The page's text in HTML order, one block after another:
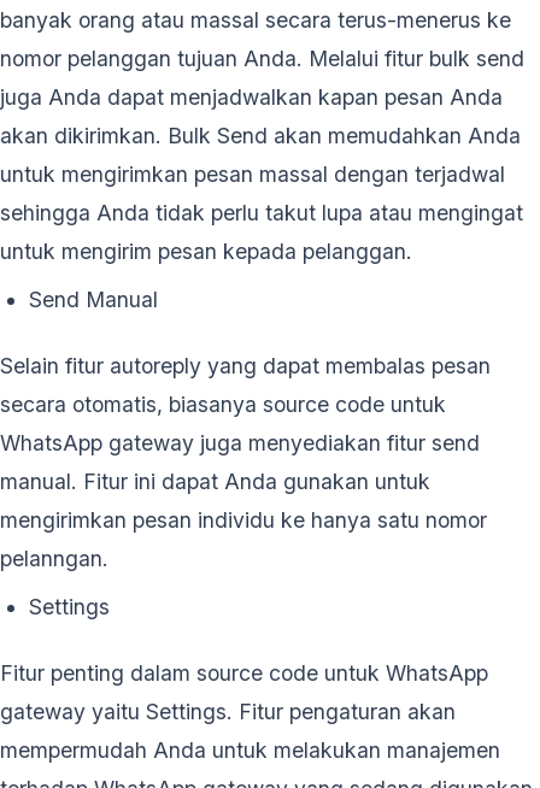
banyak orang atau massal secara terus-menerus ke
nomor pelanggan tujuan Anda. Melalui fitur bulk send
juga Anda dapat menjadwalkan kapan pesan Anda
akan dikirimkan. Bulk Send akan memudahkan Anda
untuk mengirimkan pesan massal dengan terjadwal
sehingga Anda tidak perlu takut lupa atau mengingat
untuk mengirim pesan kepada pelanggan.
Send Manual
Selain fitur autoreply yang dapat membalas pesan
secara otomatis, biasanya source code untuk
WhatsApp gateway juga menyediakan fitur send
manual. Fitur ini dapat Anda gunakan untuk
mengirimkan pesan individu ke hanya satu nomor
pelanngan.
Settings
Fitur penting dalam source code untuk WhatsApp
gateway yaitu Settings. Fitur pengaturan akan
mempermudah Anda untuk melakukan manajemen